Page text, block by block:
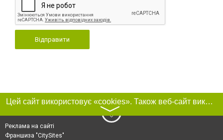
Відправити
Цей сайт використовує «cookies». Також веб-сайт використовує інтернет-сервіс для збору технічних даних стосовно відвідувачів з метою отримання маркетингової та статистичної інформації. Умови обробки даних відвідувачів сайту див.
〉
Реклама на сайті
Франшиза "CitySites"